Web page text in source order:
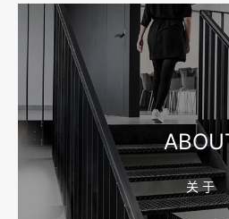
2026-08-04 17:55:09
宁波制造业网站建设公司怎么选？
2026-08-02 17:58:44
工厂短视频拍摄后，怎样放进官网
关 于